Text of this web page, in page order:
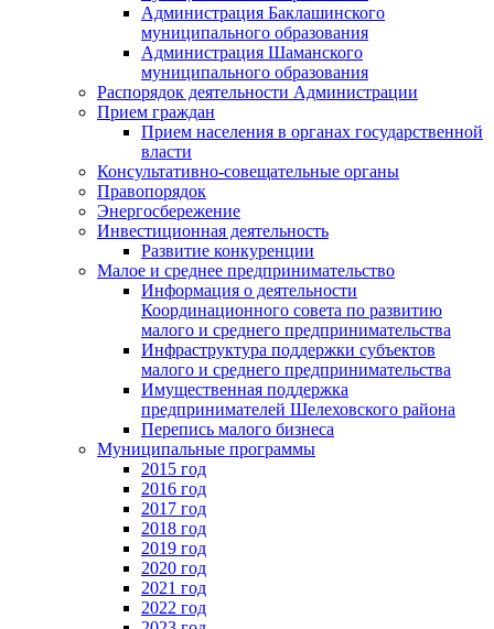
Администрация Баклашинского
муниципального образования
Администрация Шаманского
муниципального образования
Распорядок деятельности Администрации
Прием граждан
Прием населения в органах государственной
власти
Консультативно-совещательные органы
Правопорядок
Энергосбережение
Инвестиционная деятельность
Развитие конкуренции
Малое и среднее предпринимательство
Информация о деятельности
Координационного совета по развитию
малого и среднего предпринимательства
Инфраструктура поддержки субъектов
малого и среднего предпринимательства
Имущественная поддержка
предпринимателей Шелеховского района
Перепись малого бизнеса
Муниципальные программы
2015 год
2016 год
2017 год
2018 год
2019 год
2020 год
2021 год
2022 год